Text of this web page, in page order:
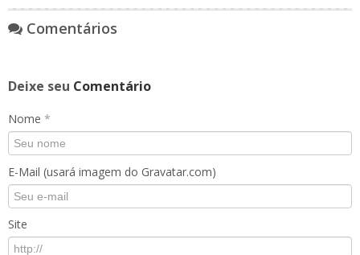
Comentários
Deixe seu Comentário
Nome *
E-Mail (usará imagem do Gravatar.com)
Site